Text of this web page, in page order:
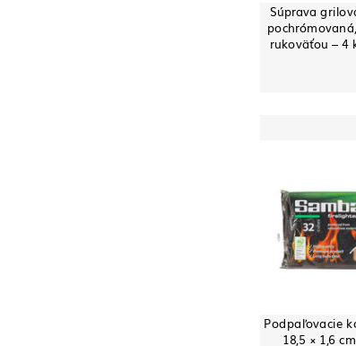
Súprava
rukoväťou – 4
Podpaľovacie
18,5 × 1,6